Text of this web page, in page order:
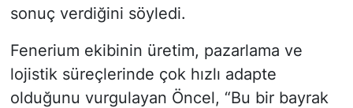
sonuç verdiğini söyledi.
Fenerium ekibinin üretim, pazarlama ve
lojistik süreçlerinde çok hızlı adapte
olduğunu vurgulayan Öncel, “Bu bir bayrak